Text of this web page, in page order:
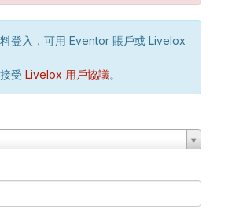
登入，可用 Eventor 賬戶或 Livelox
受 Livelox 用戶協議。